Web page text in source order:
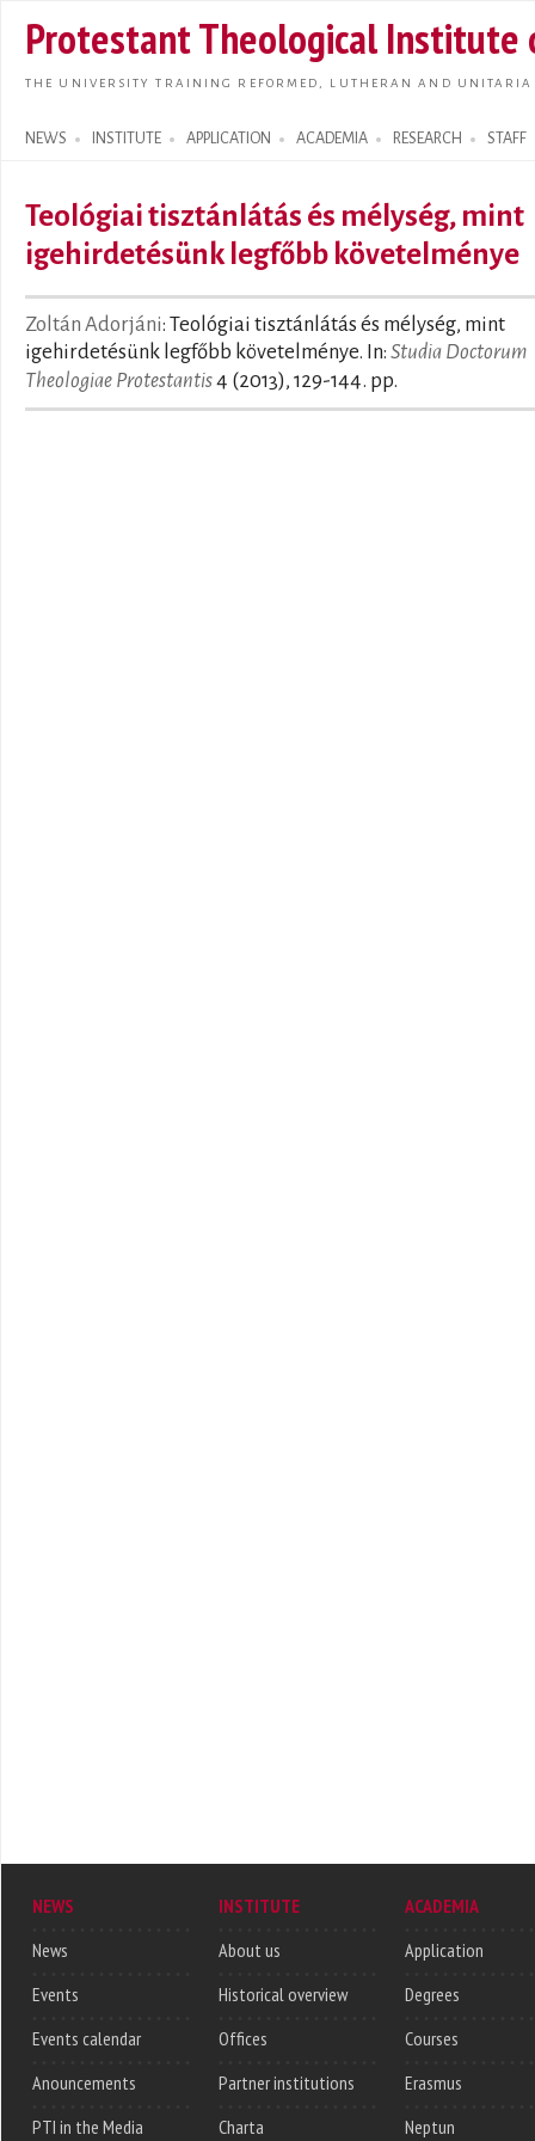
main
Protestant Theological Institute
THE UNIVERSITY TRAINING REFORMED, LUTHERAN AND
NEWS INSTITUTE APPLICATION ACADEMIA RESEARCH STAFF
Search form
Teológiai tisztánlátás és mélység, mint
igehirdetésünk legfőbb követelménye
Zoltán Adorjáni: Teológiai tisztánlátás és mélység, mint
igehirdetésünk legfőbb követelménye. In: Studia Doctorum
Theologiae Protestantis4 (2013), 129-144. pp.
NEWS
News
Events
Events calendar
Anouncements
PTI in the Media
INSTITUTE
About us
Historical overview
Offices
Partner institutions
Charta
ACADEMIA
Application
Degrees
Courses
Erasmus
Neptun